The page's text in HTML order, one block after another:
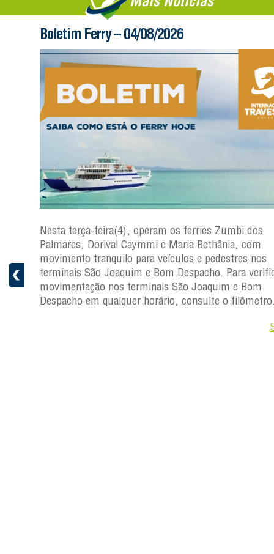
a
Boletim Ferry – 04/08/2026
Nesta terça-feira(4), operam os ferries Zumbi dos
Palmares, Dorival Caymmi e Maria Bethânia, com
movimento tranquilo para veículos e pedestres nos
terminais São Joaquim e Bom Despacho. Para
movimentação nos terminais São Joaquim e Bom
Despacho em qualquer horário, consulte o